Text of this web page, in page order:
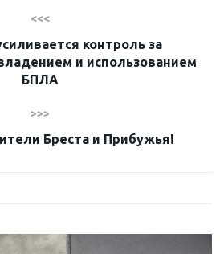
<<<
контроль за
и использованием
БПЛА
>>>
Бреста и Прибужья!